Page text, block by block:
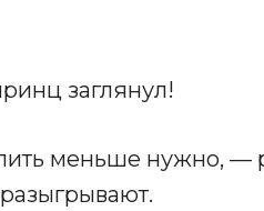
заглянул!
меньше нужно, —